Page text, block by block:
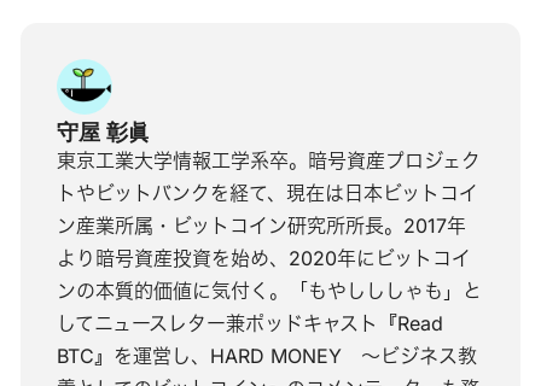
守屋 彰眞
東京工業大学情報工学系卒。暗号資産プロジェク
トやビットバンクを経て、現在は日本ビットコイ
ン産業所属・ビットコイン研究所所長。2017年
より暗号資産投資を始め、2020年にビットコイ
ンの本質的価値に気付く。「もやしししゃも」と
してニュースレター兼ポッドキャスト『Read
BTC』を運営し、HARD MONEY ～ビジネス教